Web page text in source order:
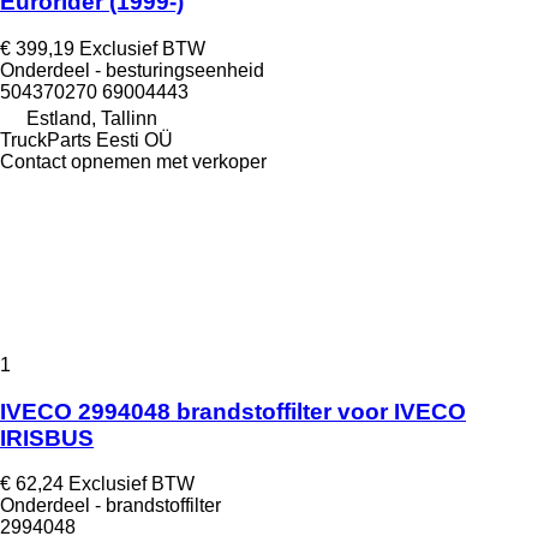
€ 399,19 Exclusief BTW
Onderdeel - besturingseenheid
504370270 69004443
Estland, Tallinn
TruckParts Eesti OÜ
Contact opnemen met verkoper
1
IVECO 2994048 brandstoffilter voor IVECO
IRISBUS
€ 62,24 Exclusief BTW
Onderdeel - brandstoffilter
2994048